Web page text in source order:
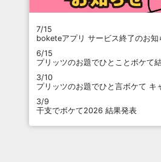
7/15
boketeアプリ サービス終了のお知
6/15
プリッツのお題でひとことボケて
3/10
プリッツのお題でひと言ボケて キ
3/9
干支でボケて2026 結果発表